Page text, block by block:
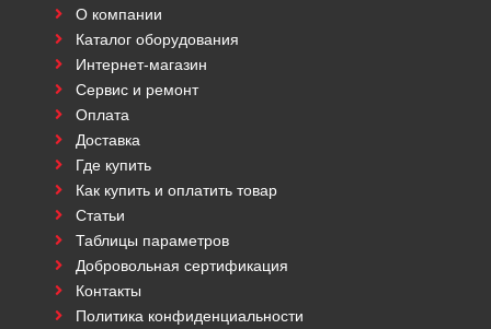
О компании
Каталог оборудования
Интернет-магазин
Сервис и ремонт
Оплата
Доставка
Где купить
Как купить и оплатить товар
Статьи
Таблицы параметров
Добровольная сертификация
Контакты
Политика конфиденциальности